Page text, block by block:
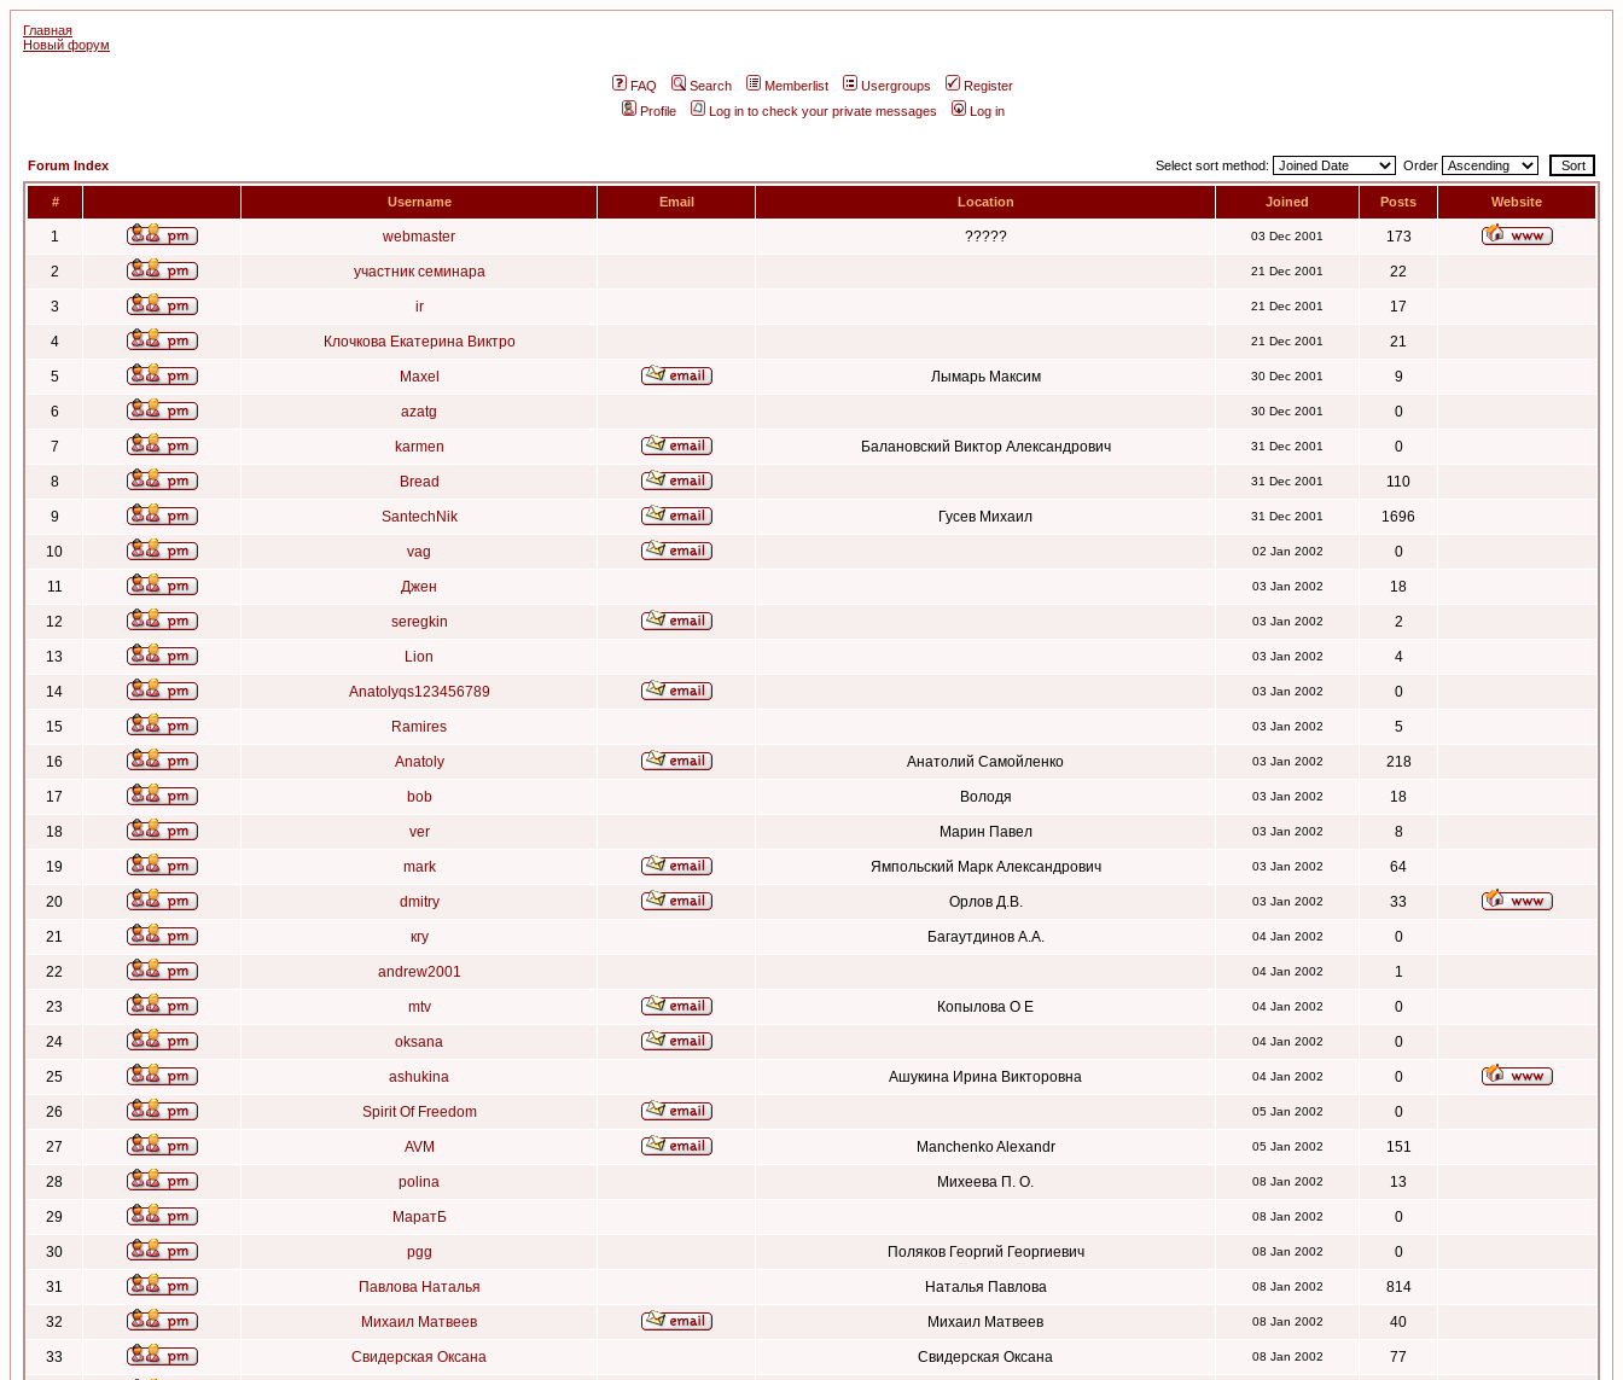
Главная
Новый форум
FAQ Search Memberlist Usergroups
Register
Profile
Log in to check your private messages Log in
Forum Index Select sort method: Order
# Username Email Location Joined Posts Website
1 webmaster ????? 03 Dec 2001 173
2 участник семинара 21 Dec 2001 22
3 ir 21 Dec 2001 17
4 Клочкова Екатерина Виктро 21 Dec 2001 21
5 Maxel Лымарь Максим 30 Dec 2001 9
6 azatg 30 Dec 2001 0
7 karmen Балановский Виктор Александрович 31 Dec 2001 0
8 Bread 31 Dec 2001 110
9 SantechNik Гусев Михаил 31 Dec 2001 1696
10 vag 02 Jan 2002 0
11 Джен 03 Jan 2002 18
12 seregkin 03 Jan 2002 2
13 Lion 03 Jan 2002 4
14 Anatolyqs123456789 03 Jan 2002 0
15 Ramires 03 Jan 2002 5
16 Anatoly Анатолий Самойленко 03 Jan 2002 218
17 bob Володя 03 Jan 2002 18
18 ver Марин Павел 03 Jan 2002 8
19 mark Ямпольский Марк Александрович 03 Jan 2002 64
20 dmitry Орлов Д.В. 03 Jan 2002 33
21 кгу Багаутдинов А.А. 04 Jan 2002 0
22 andrew2001 04 Jan 2002 1
23 mtv Копылова О Е 04 Jan 2002 0
24 oksana 04 Jan 2002 0
25 ashukina Ашукина Ирина Викторовна 04 Jan 2002 0
26 Spirit Of Freedom 05 Jan 2002 0
27 AVM Manchenko Alexandr 05 Jan 2002 151
28 polina Михеева П. О. 08 Jan 2002 13
29 МаратБ 08 Jan 2002 0
30 pgg Поляков Георгий Георгиевич 08 Jan 2002 0
31 Павлова Наталья Наталья Павлова 08 Jan 2002 814
32 Михаил Матвеев Михаил Матвеев 08 Jan 2002 40
33 Свидерская Оксана Свидерская Оксана 08 Jan 2002 77